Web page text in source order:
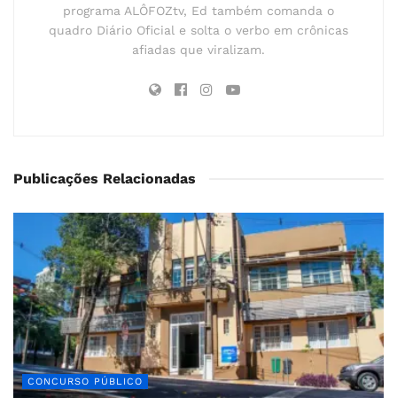
programa ALÔFOZtv, Ed também comanda o
quadro Diário Oficial e solta o verbo em crônicas
afiadas que viralizam.
Publicações Relacionadas
CONCURSO PÚBLICO